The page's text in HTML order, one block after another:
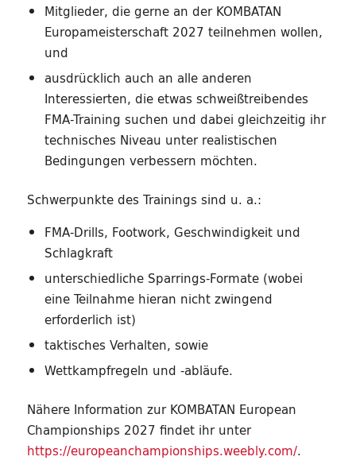
Mitglieder, die gerne an der KOMBATAN
Europameisterschaft 2027 teilnehmen wollen,
und
ausdrücklich auch an alle anderen
Interessierten, die etwas schweißtreibendes
FMA-Training suchen und dabei gleichzeitig ihr
technisches Niveau unter realistischen
Bedingungen verbessern möchten.
Schwerpunkte des Trainings sind u. a.:
FMA-Drills, Footwork, Geschwindigkeit und
Schlagkraft
unterschiedliche Sparrings-Formate (wobei
eine Teilnahme hieran nicht zwingend
erforderlich ist)
taktisches Verhalten, sowie
Wettkampfregeln und -abläufe.
Nähere Information zur KOMBATAN European
Championships 2027 findet ihr unter
https://europeanchampionships.weebly.com/.